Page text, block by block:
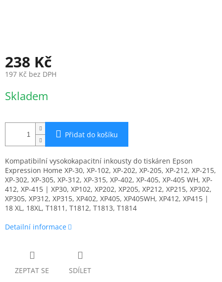
238 Kč
197 Kč bez DPH
cena:
Skladem
Přidat do košíku
Kompatibilní vysokokapacitní inkousty do tiskáren Epson
Expression Home XP-30, XP-102, XP-202, XP-205, XP-212, XP-215,
XP-302, XP-305, XP-312, XP-315, XP-402, XP-405, XP-405 WH, XP-
412, XP-415 | XP30, XP102, XP202, XP205, XP212, XP215, XP302,
XP305, XP312, XP315, XP402, XP405, XP405WH, XP412, XP415 |
18 XL, 18XL, T1811, T1812, T1813, T1814
Detailní informace
ZEPTAT SE SDÍLET